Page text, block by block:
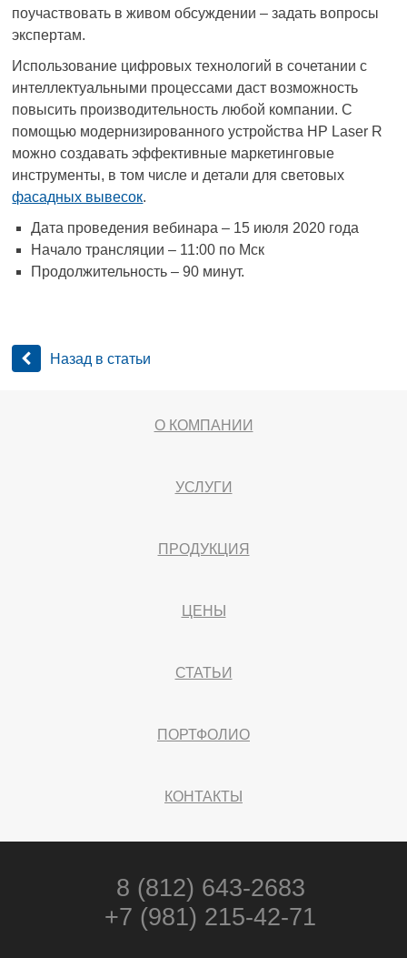
поучаствовать в живом обсуждении – задать вопросы
экспертам.
Использование цифровых технологий в сочетании с
интеллектуальными процессами даст возможность
повысить производительность любой компании. С
помощью модернизированного устройства HP Laser R
можно создавать эффективные маркетинговые
инструменты, в том числе и детали для световых
фасадных вывесок.
Дата проведения вебинара – 15 июля 2020 года
Начало трансляции – 11:00 по Мск
Продолжительность – 90 минут.
Назад в статьи
О КОМПАНИИ
УСЛУГИ
ПРОДУКЦИЯ
ЦЕНЫ
СТАТЬИ
ПОРТФОЛИО
КОНТАКТЫ
8 (812) 643-2683
+7 (981) 215-42-71